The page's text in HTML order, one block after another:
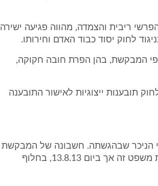
ריבית והצמדה, מהווה פגיעה ישירה
לחוק יסוד כבוד האדם וחירותו.
המבקשת, בהן הפרת חובה חקוקה,
התנאים הקבועים בסעיפים 4 ו-8 לחוק תובענות ייצוגיות לאישור התובענה
הניכר שבהגשתה. חשבונה של המבקשת
זוכה ביום 16.6.13, ואילו הבקשה הוגשה לבית משפט זה אך ביום 13.8.13, בחלוף